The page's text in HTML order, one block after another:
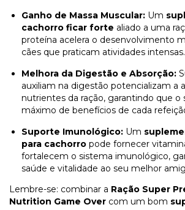
Ganho de Massa Muscular: Um
cachorro ficar forte aliado a uma
proteína acelera o desenvolvimento
cães que praticam atividades intensas.
Melhora da Digestão e Absorção:
auxiliam na digestão potencializam a
nutrientes da ração, garantindo que
máximo de benefícios de cada
Suporte Imunológico: Um
para cachorro pode fornecer
fortalecem o sistema imunológico,
saúde e vitalidade ao seu melhor
Lembre-se: combinar a Ração Super
Nutrition Game Over com um bom